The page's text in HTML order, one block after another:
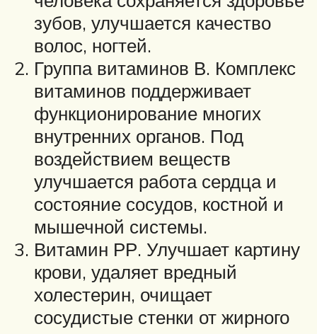
зубов, улучшается качество
волос, ногтей.
Группа витаминов В. Комплекс
витаминов поддерживает
функционирование многих
внутренних органов. Под
воздействием веществ
улучшается работа сердца и
состояние сосудов, костной и
мышечной системы.
Витамин РР. Улучшает картину
крови, удаляет вредный
холестерин, очищает
сосудистые стенки от жирного